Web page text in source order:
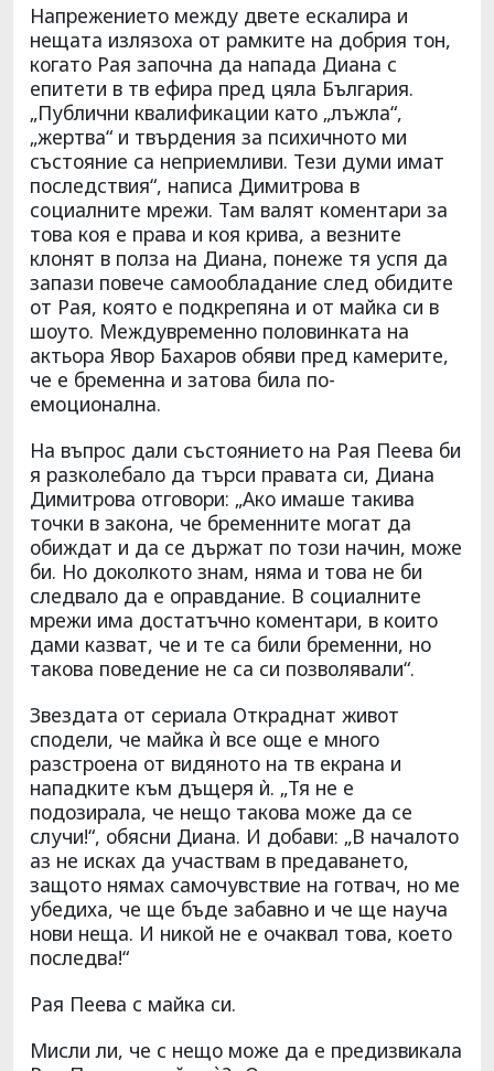
Напрежението между двете ескалира и
нещата излязоха от рамките на добрия тон,
когато Рая започна да напада Диана с
епитети в тв ефира пред цяла България.
„Публични квалификации като „лъжла“,
„жертва“ и твърдения за психичното ми
състояние са неприемливи. Тези думи имат
последствия“, написа Димитрова в
социалните мрежи. Там валят коментари за
това коя е права и коя крива, а везните
клонят в полза на Диана, понеже тя успя да
запази повече самообладание след обидите
от Рая, която е подкрепяна и от майка си в
шоуто. Междувременно половинката на
актьора Явор Бахаров обяви пред камерите,
че е бременна и затова била по-
емоционална.
На въпрос дали състоянието на Рая Пеева би
я разколебало да търси правата си, Диана
Димитрова отговори: „Ако имаше такива
точки в закона, че бременните могат да
обиждат и да се държат по този начин, може
би. Но доколкото знам, няма и това не би
следвало да е оправдание. В социалните
мрежи има достатъчно коментари, в които
дами казват, че и те са били бременни, но
такова поведение не са си позволявали“.
Звездата от сериала Откраднат живот
сподели, че майка ѝ все още е много
разстроена от видяното на тв екрана и
нападките към дъщеря ѝ. „Тя не е
подозирала, че нещо такова може да се
случи!“, обясни Диана. И добави: „В началото
аз не исках да участвам в предаването,
защото нямах самочувствие на готвач, но ме
убедиха, че ще бъде забавно и че ще науча
нови неща. И никой не е очаквал това, което
последва!“
Рая Пеева с майка си.
Мисли ли, че с нещо може да е предизвикала